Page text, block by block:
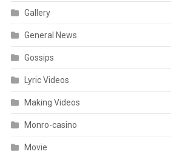
Gallery
General News
Gossips
Lyric Videos
Making Videos
Monro-casino
Movie